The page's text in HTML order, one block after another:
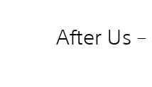
After Us –